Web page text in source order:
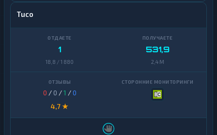
Tuco
1
18,8 / 1 880
531,9
2,4 M
0 / 0 /1 /0
4,7 ★